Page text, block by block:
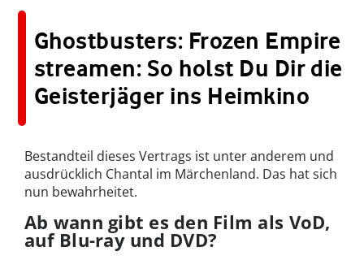
Ghostbusters: Frozen Empire
streamen: So holst Du Dir die
Geisterjäger ins Heimkino
Bestandteil dieses Vertrags ist unter anderem und
ausdrücklich Chantal im Märchenland. Das hat sich
nun bewahrheitet.
Ab wann gibt es den Film als VoD,
auf Blu-ray und DVD?